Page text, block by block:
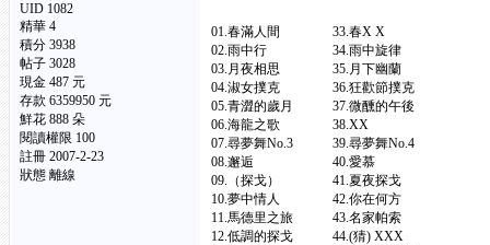
UID 1082
精華 4
積分 3938
帖子 3028
現金 487 元
存款 6359950 元
鮮花 888 朵
閱讀權限 100
註冊 2007-2-23
狀態 離線
01.春滿人間 33.春X X
02.雨中行 34.雨中旋律
03.月夜相思 35.月下幽蘭
04.淑女撲克 36.狂歡節撲
05.青澀的歲月 37.微醺的午
06.海龍之歌 38.XX
07.尋夢舞No.3 39.尋夢舞
08.邂逅 40.愛慕 72.夢
09.（探戈） 41.夏夜探
10.夢中情人 42.你在何方
11.馬德里之旅 43.名家帕索
12.低調的探戈 44.(猜) XXX